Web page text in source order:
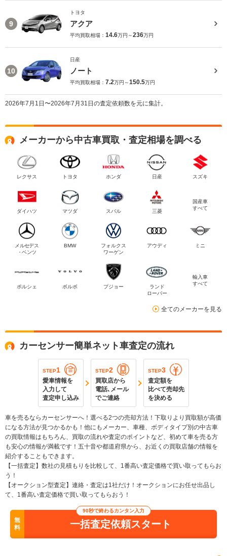
9
トヨタ
アクア
平均買取相場： 14.6万円～236万円
10
日産
ノート
平均買取相場： 7.2万円～150.5万円
2026年7月1日〜2026年7月31日の査定依頼数を元に集計。
メーカーから中古車買取・査定相場を調べる
レクサス トヨタ ホンダ 日産 スズキ
ダイハツ マツダ スバル 三菱
国産車
すべて
メルセデス
・ベンツ
BMW
フォルクス
ワーゲン
アウディ ミニ
ポルシェ ボルボ プジョー
ランド
ローバー
輸入車
すべて
全てのメーカーを見る
カーセンサー簡単ネット車査定の流れ
STEP1
愛車情報を
入力して
査定申し込み
STEP2
買取店から
電話､メール
でご連絡
STEP3
査定額を
比べて売却先
を決める
車を売るならカーセンサーへ！選べる2つの売却方法！下取りより買取額が高価
になる方法が見つかるかも！他にもメーカー、車種、ボディタイプ別の中古車
の買取情報はもちろん、買取の流れや査定のポイントなど、初めて車を売る方
も安心の情報が満載です！五十音や都道府県から、お近くの買取店舗の情報を
紹介することもできます。
【一括査定】数社の見積もりを比較して、1番高い査定価格で買い取ってもらお
う！
【オークション型査定】連絡・査定は1社だけ！オークションにお任せ出品し
て、1番高い査定価格で買い取ってもらおう！
無
料
90秒で終わるカンタン入力
一括査定依頼スタート